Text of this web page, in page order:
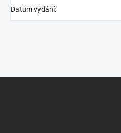
Datum vydání: